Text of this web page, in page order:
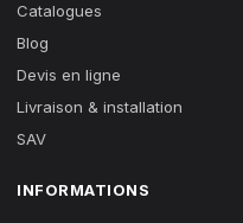
Catalogues
Blog
Devis en ligne
Livraison & installation
SAV
INFORMATIONS